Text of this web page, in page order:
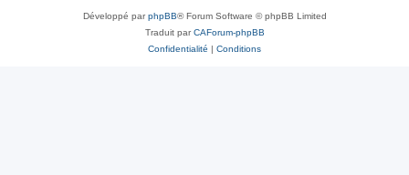
Développé parphpBB® Forum Software © phpBB Limited
Traduit parCAForum-phpBB
Confidentialité | Conditions